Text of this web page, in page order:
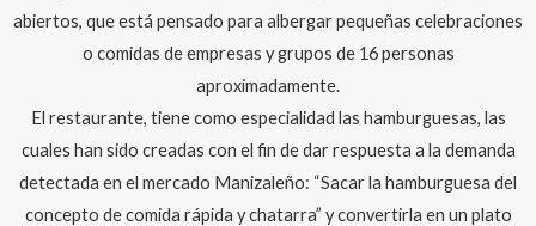
abiertos, que está pensado para albergar pequeñas celebraciones
o comidas de empresas y grupos de 16 personas
aproximadamente.
El restaurante, tiene como especialidad las hamburguesas, las
cuales han sido creadas con el fin de dar respuesta a la demanda
detectada en el mercado Manizaleño: “Sacar la hamburguesa del
concepto de comida rápida y chatarra” y convertirla en un plato